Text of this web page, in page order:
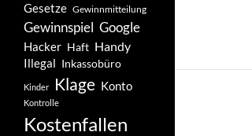
Gesetze Gewinnmitteilung
Gewinnspiel Google
Hacker Haft Handy
Illegal Inkassobüro
Kinder Klage Konto
Kontrolle
Kostenfallen